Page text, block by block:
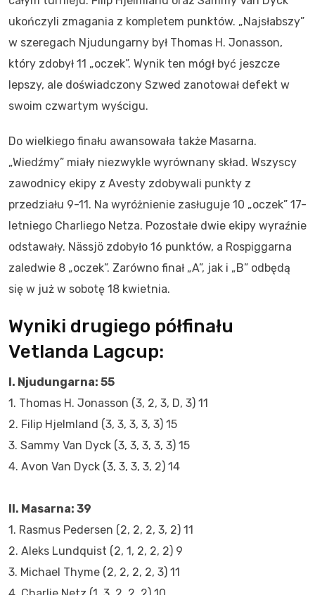
ukończyli zmagania z kompletem punktów. „Najsłabszy”
w szeregach Njudungarny był Thomas H. Jonasson,
który zdobył 11 „oczek”. Wynik ten mógł być jeszcze
lepszy, ale doświadczony Szwed zanotował defekt w
swoim czwartym wyścigu.
Do wielkiego finału awansowała także Masarna.
„Wiedźmy” miały niezwykle wyrównany skład. Wszyscy
zawodnicy ekipy z Avesty zdobywali punkty z
przedziału 9-11. Na wyróżnienie zasługuje 10 „oczek” 17-
letniego Charliego Netza. Pozostałe dwie ekipy wyraźnie
odstawały. Nässjö zdobyło 16 punktów, a Rospiggarna
zaledwie 8 „oczek”. Zarówno finał „A”, jak i „B” odbędą
się w już w sobotę 18 kwietnia.
Wyniki drugiego półfinału
Vetlanda Lagcup:
I. Njudungarna: 55
1. Thomas H. Jonasson (3, 2, 3, D, 3) 11
2. Filip Hjelmland (3, 3, 3, 3, 3) 15
3. Sammy Van Dyck (3, 3, 3, 3, 3) 15
4. Avon Van Dyck (3, 3, 3, 3, 2) 14
II. Masarna: 39
1. Rasmus Pedersen (2, 2, 2, 3, 2) 11
2. Aleks Lundquist (2, 1, 2, 2, 2) 9
3. Michael Thyme (2, 2, 2, 2, 3) 11